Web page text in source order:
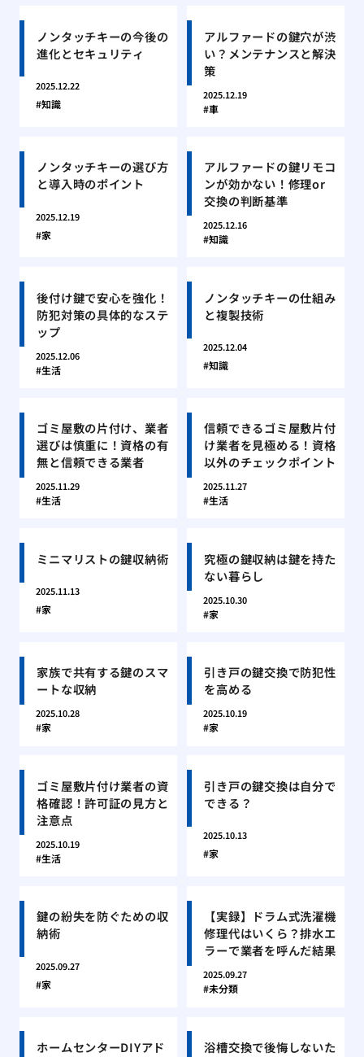
ノンタッチキーの今後の
進化とセキュリティ
2025.12.22
知識
アルファードの鍵穴が渋
い？メンテナンスと解決
策
2025.12.19
車
ノンタッチキーの選び方
と導入時のポイント
2025.12.19
家
アルファードの鍵リモコ
ンが効かない！修理or
交換の判断基準
2025.12.16
知識
後付け鍵で安心を強化！
防犯対策の具体的なステ
ップ
2025.12.06
生活
ノンタッチキーの仕組み
と複製技術
2025.12.04
知識
ゴミ屋敷の片付け、業者
選びは慎重に！資格の有
無と信頼できる業者
2025.11.29
生活
信頼できるゴミ屋敷片付
け業者を見極める！資格
以外のチェックポイント
2025.11.27
生活
ミニマリストの鍵収納術
2025.11.13
家
究極の鍵収納は鍵を持た
ない暮らし
2025.10.30
家
家族で共有する鍵のスマ
ートな収納
2025.10.28
家
引き戸の鍵交換で防犯性
を高める
2025.10.19
家
ゴミ屋敷片付け業者の資
格確認！許可証の見方と
注意点
2025.10.19
生活
引き戸の鍵交換は自分で
できる？
2025.10.13
家
鍵の紛失を防ぐための収
納術
2025.09.27
家
【実録】ドラム式洗濯機
修理代はいくら？排水エ
ラーで業者を呼んだ結果
2025.09.27
未分類
ホームセンターDIYアド
浴槽交換で後悔しないた